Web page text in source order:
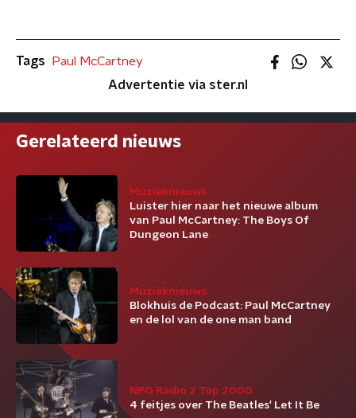
Tags
Paul McCartney
Advertentie via ster.nl
Gerelateerd nieuws
Muzieknieuws
Luister hier naar het nieuwe album
van Paul McCartney: The Boys Of
Dungeon Lane
Muzieknieuws
Blokhuis de Podcast: Paul McCartney
en de lol van de one man band
NPO Radio 2 Top 2000
4 feitjes over The Beatles' Let It Be